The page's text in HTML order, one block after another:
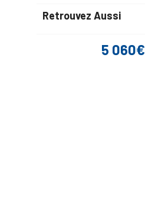
5 060€
Retrouvez Aussi